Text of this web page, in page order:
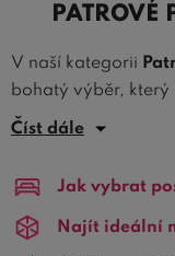
PATROVÉ
V naší kategorii
bohatý výběr, který
prostorem
Pokud hledáte
klasické
Číst dále
Jak vybrat
Najít ideální